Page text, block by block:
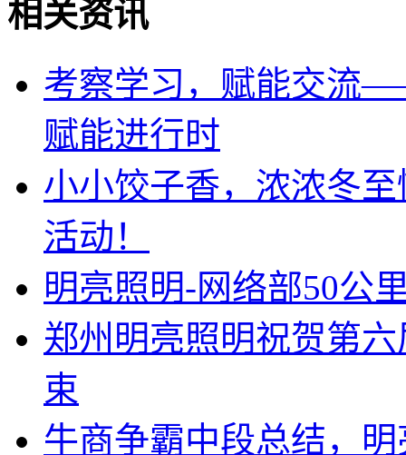
相关资讯
考察学习，赋能交流
赋能进行时
小小饺子香，浓浓冬
活动！
明亮照明-网络部50公
郑州明亮照明祝贺第
束
牛商争霸中段总结，